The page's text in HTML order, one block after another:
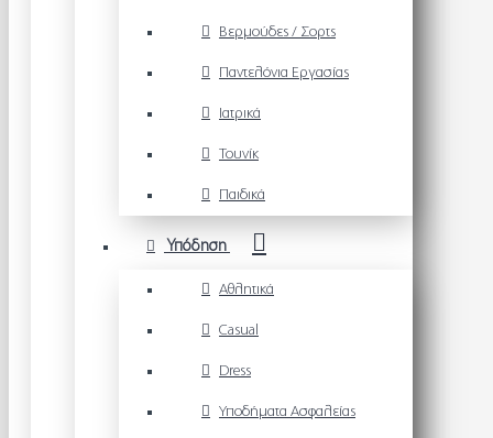
Βερμούδες / Σορτς
Παντελόνια Εργασίας
Ιατρικά
Τουνίκ
Παιδικά
Υπόδηση
Αθλητικά
Casual
Dress
Υποδήματα Ασφαλείας